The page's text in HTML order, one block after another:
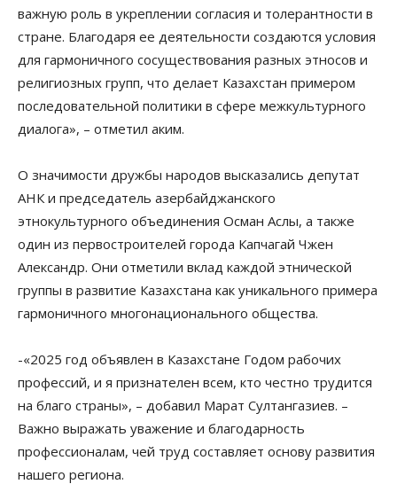
важную роль в укреплении согласия и толерантности в
стране. Благодаря ее деятельности создаются условия
для гармоничного сосуществования разных этносов и
религиозных групп, что делает Казахстан примером
последовательной политики в сфере межкультурного
диалога», – отметил аким.
О значимости дружбы народов высказались депутат
АНК и председатель азербайджанского
этнокультурного объединения Осман Аслы, а также
один из первостроителей города Капчагай Чжен
Александр. Они отметили вклад каждой этнической
группы в развитие Казахстана как уникального примера
гармоничного многонационального общества.
-«2025 год объявлен в Казахстане Годом рабочих
профессий, и я признателен всем, кто честно трудится
на благо страны», – добавил Марат Султангазиев. –
Важно выражать уважение и благодарность
профессионалам, чей труд составляет основу развития
нашего региона.